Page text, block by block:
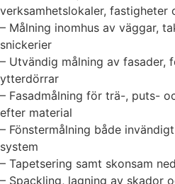
verksamhetslokaler, fastigheter
– Målning inomhus av väggar,
snickerier
– Utvändig målning av fasader,
ytterdörrar
– Fasadmålning för trä-, puts-
efter material
– Fönstermålning både
system
– Tapetsering samt skonsam
– Spackling, lagning av skador